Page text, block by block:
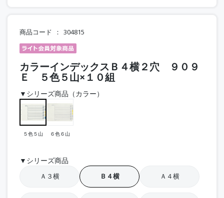
商品コード 304815
カラーインデックスＢ４横２穴 ９０９
Ｅ ５色５山×１０組
▼シリーズ商品（カラー）
５色５山 ６色６山
▼シリーズ商品
Ａ３横 Ｂ４横 Ａ４横